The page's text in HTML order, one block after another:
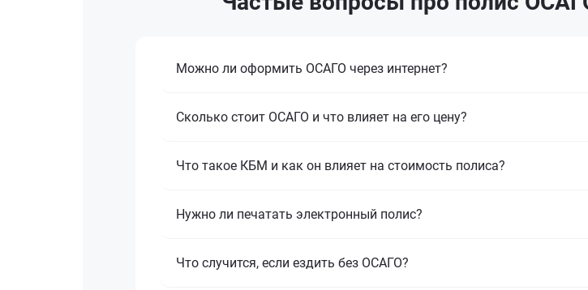
Можно ли оформить ОСАГО через интернет?
Сколько стоит ОСАГО и что влияет на его цену?
Что такое КБМ и как он влияет на стоимость полиса?
Нужно ли печатать электронный полис?
Что случится, если ездить без ОСАГО?